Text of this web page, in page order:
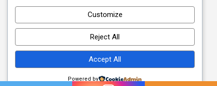
Customize
Reject All
Accept All
Powered by